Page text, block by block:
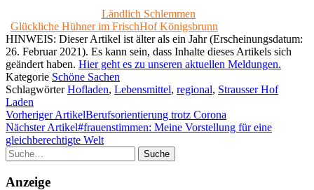
Ländlich Schlemmen
Glückliche Hühner im FrischHof Königsbrunn
HINWEIS: Dieser Artikel ist älter als ein Jahr (Erscheinungsdatum:
26. Februar 2021). Es kann sein, dass Inhalte dieses Artikels sich
geändert haben. Hier geht es zu unseren aktuellen Meldungen.
Kategorie Schöne Sachen
SchlagwörterHofladen, Lebensmittel, regional, Strausser Hof
Laden
Vorheriger ArtikelBerufsorientierung trotz Corona
Nächster Artikel#frauenstimmen: Meine Vorstellung für eine
gleichberechtigte Welt
Suche
Anzeige